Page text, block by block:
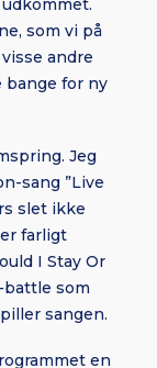
som vi på
andre
for ny
Jeg
sang ”Live
slet ikke
farligt
I Stay Or
battle som
sangen.
en